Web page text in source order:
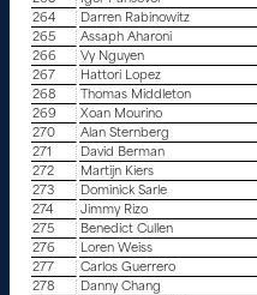
264
Darren Rabinowitz
265
Assaph Aharoni
266
Vy Nguyen
267
Hattori Lopez
268
Thomas Middleton
269
Xoan Mourino
270
Alan Sternberg
271
David Berman
272
Martijn Kiers
273
Dominick Sarle
274
Jimmy Rizo
275
Benedict Cullen
276
Loren Weiss
277
Carlos Guerrero
278
Danny Chang